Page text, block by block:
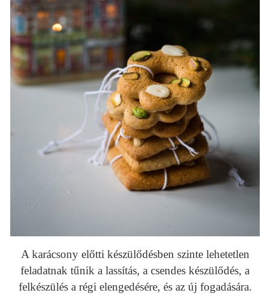
A karácsony előtti készülődésben szinte lehetetlen
feladatnak tűnik a lassítás, a csendes készülődés, a
felkészülés a régi elengedésére, és az új fogadására.